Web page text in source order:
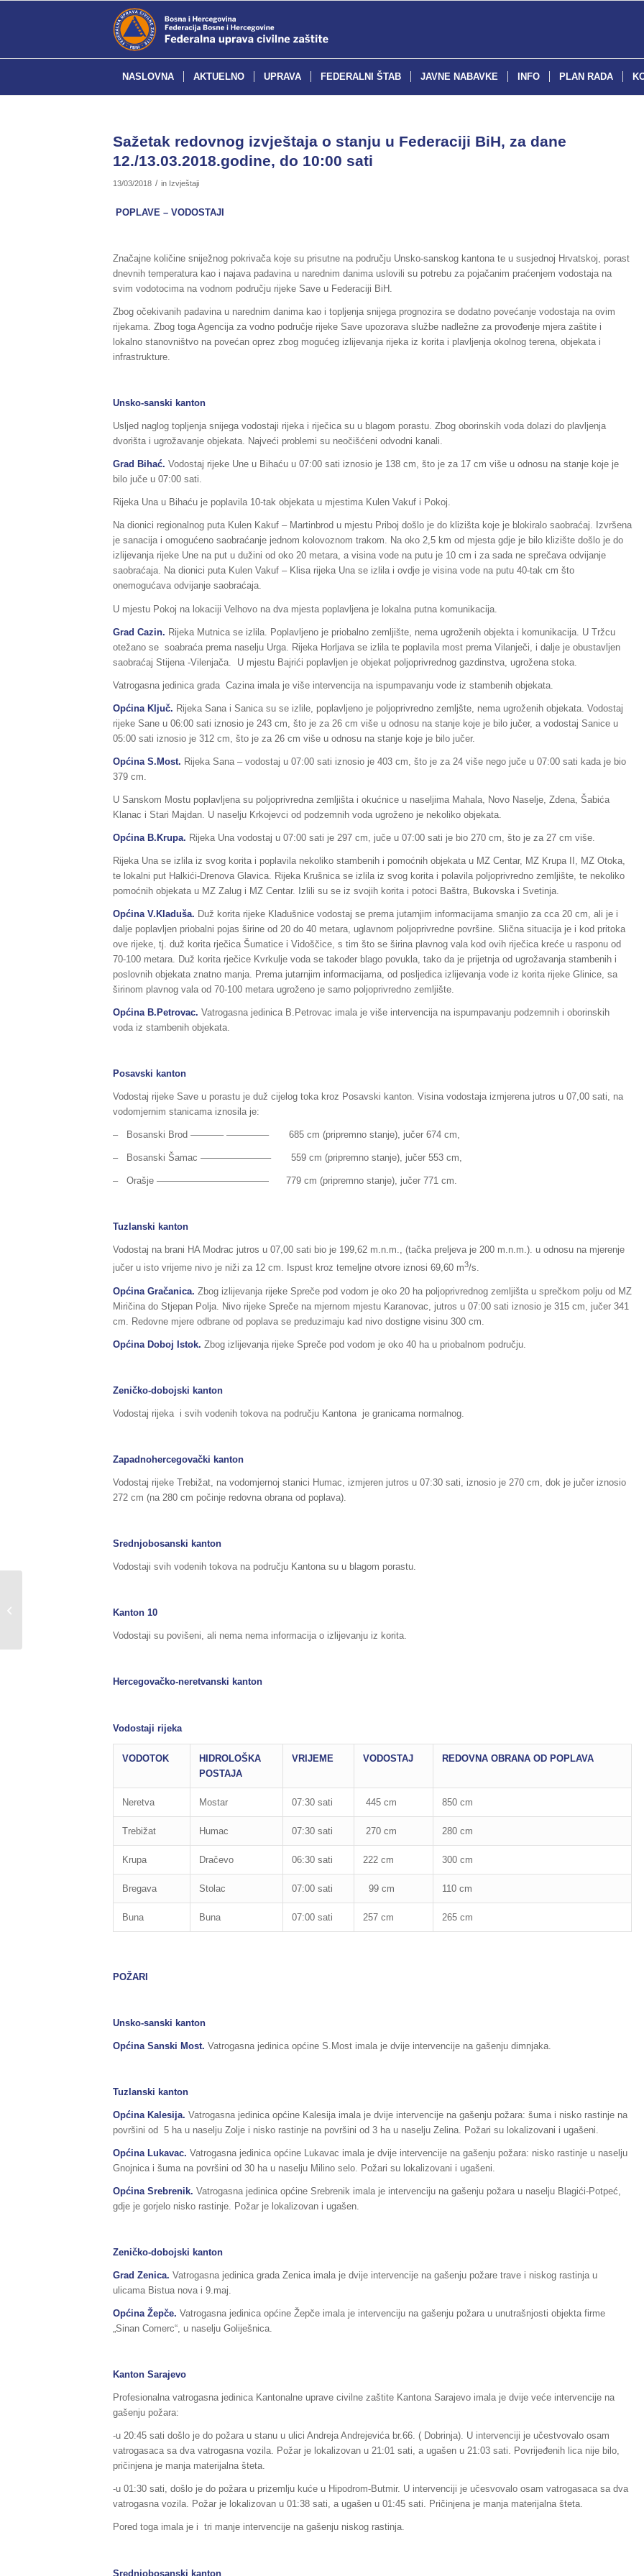
NASLOVNA AKTUELNO UPRAVA FEDERALNI ŠTAB JAVNE NABAVKE INFO PLAN RADA
Sažetak redovnog izvještaja o stanju u Federaciji BiH, za dane
12./13.03.2018.godine, do 10:00 sati
13/03/2018 / in Izvještaji
POPLAVE – VODOSTAJI
Značajne količine sniježnog pokrivača koje su prisutne na području Unsko-sanskog kantona te u susjednoj Hrvatskoj, porast
dnevnih temperatura kao i najava padavina u narednim danima uslovili su potrebu za pojačanim praćenjem vodostaja na
svim vodotocima na vodnom području rijeke Save u Federaciji BiH.
Zbog očekivanih padavina u narednim danima kao i topljenja snijega prognozira se dodatno povećanje vodostaja na ovim
rijekama. Zbog toga Agencija za vodno područje rijeke Save upozorava službe nadležne za provođenje mjera zaštite i
lokalno stanovništvo na povećan oprez zbog mogućeg izlijevanja rijeka iz korita i plavljenja okolnog terena, objekata i
infrastrukture.
Unsko-sanski kanton
Usljed naglog topljenja snijega vodostaji rijeka i riječica su u blagom porastu. Zbog oborinskih voda dolazi do plavljenja
dvorišta i ugrožavanje objekata. Najveći problemi su neočišćeni odvodni kanali.
Grad Bihać. Vodostaj rijeke Une u Bihaću u 07:00 sati iznosio je 138 cm, što je za 17 cm više u odnosu na stanje koje je
bilo juče u 07:00 sati.
Rijeka Una u Bihaću je poplavila 10-tak objekata u mjestima Kulen Vakuf i Pokoj.
Na dionici regionalnog puta Kulen Kakuf – Martinbrod u mjestu Priboj došlo je do klizišta koje je blokiralo saobraćaj. Izvršena
je sanacija i omogućeno saobraćanje jednom kolovoznom trakom. Na oko 2,5 km od mjesta gdje je bilo klizište došlo je do
izlijevanja rijeke Une na put u dužini od oko 20 metara, a visina vode na putu je 10 cm i za sada ne sprečava odvijanje
saobraćaja. Na dionici puta Kulen Vakuf – Klisa rijeka Una se izlila i ovdje je visina vode na putu 40-tak cm što
onemogućava odvijanje saobraćaja.
U mjestu Pokoj na lokaciji Velhovo na dva mjesta poplavljena je lokalna putna komunikacija.
Grad Cazin. Rijeka Mutnica se izlila. Poplavljeno je priobalno zemljište, nema ugroženih objekta i komunikacija. U Tržcu
otežano se soabraća prema naselju Urga. Rijeka Horljava se izlila te poplavila most prema Vilanječi, i dalje je obustavljen
saobraćaj Stijena -Vilenjača. U mjestu Bajrići poplavljen je objekat poljoprivrednog gazdinstva, ugrožena stoka.
Vatrogasna jedinica grada Cazina imala je više intervencija na ispumpavanju vode iz stambenih objekata.
Općina Ključ. Rijeka Sana i Sanica su se izlile, poplavljeno je poljoprivredno zemljšte, nema ugroženih objekata. Vodostaj
rijeke Sane u 06:00 sati iznosio je 243 cm, što je za 26 cm više u odnosu na stanje koje je bilo jučer, a vodostaj Sanice u
05:00 sati iznosio je 312 cm, što je za 26 cm više u odnosu na stanje koje je bilo jučer.
Općina S.Most. Rijeka Sana – vodostaj u 07:00 sati iznosio je 403 cm, što je za 24 više nego juče u 07:00 sati kada je bio
379 cm.
U Sanskom Mostu poplavljena su poljoprivredna zemljišta i okućnice u naseljima Mahala, Novo Naselje, Zdena, Šabića
Klanac i Stari Majdan. U naselju Krkojevci od podzemnih voda ugroženo je nekoliko objekata.
Općina B.Krupa. Rijeka Una vodostaj u 07:00 sati je 297 cm, juče u 07:00 sati je bio 270 cm, što je za 27 cm više.
Rijeka Una se izlila iz svog korita i poplavila nekoliko stambenih i pomoćnih objekata u MZ Centar, MZ Krupa II, MZ Otoka,
te lokalni put Halkići-Drenova Glavica. Rijeka Krušnica se izlila iz svog korita i polavila poljoprivredno zemljište, te nekoliko
pomoćnih objekata u MZ Zalug i MZ Centar. Izlili su se iz svojih korita i potoci Baštra, Bukovska i Svetinja.
Općina V.Kladuša. Duž korita rijeke Kladušnice vodostaj se prema jutarnjim informacijama smanjio za cca 20 cm, ali je i
dalje poplavljen priobalni pojas širine od 20 do 40 metara, uglavnom poljoprivredne površine. Slična situacija je i kod pritoka
ove rijeke, tj. duž korita rječica Šumatice i Vidoščice, s tim što se širina plavnog vala kod ovih riječica kreće u rasponu od
70-100 metara. Duž korita rječice Kvrkulje voda se također blago povukla, tako da je prijetnja od ugrožavanja stambenih i
poslovnih objekata znatno manja. Prema jutarnjim informacijama, od posljedica izlijevanja vode iz korita rijeke Glinice, sa
širinom plavnog vala od 70-100 metara ugroženo je samo poljoprivredno zemljište.
Općina B.Petrovac. Vatrogasna jedinica B.Petrovac imala je više intervencija na ispumpavanju podzemnih i oborinskih
voda iz stambenih objekata.
Posavski kanton
Vodostaj rijeke Save u porastu je duž cijelog toka kroz Posavski kanton. Visina vodostaja izmjerena jutros u 07,00 sati, na
vodomjernim stanicama iznosila je:
– Bosanski Brod ———– ————– 685 cm (pripremno stanje), jučer 674 cm,
– Bosanski Šamac ———————– 559 cm (pripremno stanje), jučer 553 cm,
– Orašje ———————————— 779 cm (pripremno stanje), jučer 771 cm.
Tuzlanski kanton
Vodostaj na brani HA Modrac jutros u 07,00 sati bio je 199,62 m.n.m., (tačka preljeva je 200 m.n.m.). u odnosu na mjerenje
jučer u isto vrijeme nivo je niži za 12 cm. Ispust kroz temeljne otvore iznosi 69,60 m3/s.
Općina Gračanica. Zbog izlijevanja rijeke Spreče pod vodom je oko 20 ha poljoprivrednog zemljišta u sprečkom polju od MZ
Miričina do Stjepan Polja. Nivo rijeke Spreče na mjernom mjestu Karanovac, jutros u 07:00 sati iznosio je 315 cm, jučer 341
cm. Redovne mjere odbrane od poplava se preduzimaju kad nivo dostigne visinu 300 cm.
Općina Doboj Istok. Zbog izlijevanja rijeke Spreče pod vodom je oko 40 ha u priobalnom području.
Zeničko-dobojski kanton
Vodostaj rijeka i svih vodenih tokova na području Kantona je granicama normalnog.
Zapadnohercegovački kanton
Vodostaj rijeke Trebižat, na vodomjernoj stanici Humac, izmjeren jutros u 07:30 sati, iznosio je 270 cm, dok je jučer iznosio
272 cm (na 280 cm počinje redovna obrana od poplava).
Srednjobosanski kanton
Vodostaji svih vodenih tokova na području Kantona su u blagom porastu.
Kanton 10
Vodostaji su povišeni, ali nema nema informacija o izlijevanju iz korita.
Hercegovačko-neretvanski kanton
Vodostaji rijeka
VODOTOK
HIDROLOŠKA
POSTAJA
VRIJEME VODOSTAJ REDOVNA OBRANA OD POPLAVA
Neretva Mostar 07:30 sati 445 cm 850 cm
Trebižat Humac 07:30 sati 270 cm 280 cm
Krupa Dračevo 06:30 sati 222 cm 300 cm
Bregava Stolac 07:00 sati 99 cm 110 cm
Buna Buna 07:00 sati 257 cm 265 cm
POŽARI
Unsko-sanski kanton
Općina Sanski Most. Vatrogasna jedinica općine S.Most imala je dvije intervencije na gašenju dimnjaka.
Tuzlanski kanton
Općina Kalesija. Vatrogasna jedinica općine Kalesija imala je dvije intervencije na gašenju požara: šuma i nisko rastinje na
površini od 5 ha u naselju Zolje i nisko rastinje na površini od 3 ha u naselju Zelina. Požari su lokalizovani i ugašeni.
Općina Lukavac. Vatrogasna jedinica općine Lukavac imala je dvije intervencije na gašenju požara: nisko rastinje u naselju
Gnojnica i šuma na površini od 30 ha u naselju Milino selo. Požari su lokalizovani i ugašeni.
Općina Srebrenik. Vatrogasna jedinica općine Srebrenik imala je intervenciju na gašenju požara u naselju Blagići-Potpeć,
gdje je gorjelo nisko rastinje. Požar je lokalizovan i ugašen.
Zeničko-dobojski kanton
Grad Zenica. Vatrogasna jedinica grada Zenica imala je dvije intervencije na gašenju požare trave i niskog rastinja u
ulicama Bistua nova i 9.maj.
Općina Žepče. Vatrogasna jedinica općine Žepče imala je intervenciju na gašenju požara u unutrašnjosti objekta firme
„Sinan Comerc“, u naselju Goliješnica.
Kanton Sarajevo
Profesionalna vatrogasna jedinica Kantonalne uprave civilne zaštite Kantona Sarajevo imala je dvije veće intervencije na
gašenju požara:
-u 20:45 sati došlo je do požara u stanu u ulici Andreja Andrejevića br.66. ( Dobrinja). U intervenciji je učestvovalo osam
vatrogasaca sa dva vatrogasna vozila. Požar je lokalizovan u 21:01 sati, a ugašen u 21:03 sati. Povrijeđenih lica nije bilo,
pričinjena je manja materijalna šteta.
-u 01:30 sati, došlo je do požara u prizemlju kuće u Hipodrom-Butmir. U intervenciji je učesvovalo osam vatrogasaca sa dva
vatrogasna vozila. Požar je lokalizovan u 01:38 sati, a ugašen u 01:45 sati. Pričinjena je manja materijalna šteta.
Pored toga imala je i tri manje intervencije na gašenju niskog rastinja.
Srednjobosanski kanton
u Federaciji BiH, za dane